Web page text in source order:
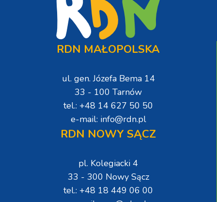
RDN MAŁOPOLSKA
ul. gen. Józefa Bema 14
33 - 100 Tarnów
tel.: +48 14 627 50 50
e-mail: info@rdn.pl
RDN NOWY SĄCZ
pl. Kolegiacki 4
33 - 300 Nowy Sącz
tel.: +48 18 449 06 00